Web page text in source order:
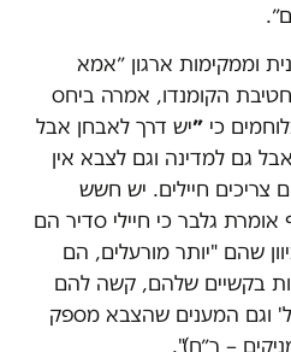
וממקימות ארגון ״אמא
הקומנדו, אמרה ביחס
כי ״יש דרך לאבחן אבל
גם למדינה וגם לצבא אין
צריכים חיילים. יש חשש
גלבר כי חיילי סדיר הם
שהם "יותר מורעלים, הם
בקשיים שלהם, קשה להם
וגם המענים שהצבא מספק
– ר״ח)".